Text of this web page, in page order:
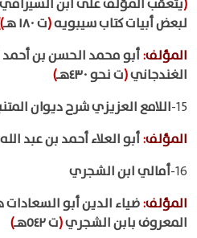
(يتعقب المؤلف على ابن السيرافي
لبعض أبيات كتاب سيبويه(ت ١٨٠ هـ
المؤلف:أبو محمد الحسن بن أحمد
الغندجاني(ت نحو ٤٣٠هـ
)
15- اللامع العزيزي شرح ديوان
المؤلف:أبو العلاء أحمد بن عبد
16- أمالي ابن الشجري
المؤلف:ضياء الدين أبو
المعروف بابن الشجري(ت ٥٤٢هـ
)